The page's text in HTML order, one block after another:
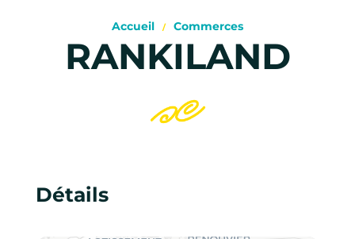
Accueil Commerces
RANKILAND
Détails